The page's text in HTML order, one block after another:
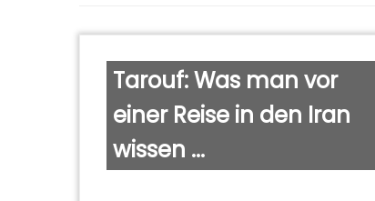
Tarouf: Was man vor
einer Reise in den Iran
wissen ...